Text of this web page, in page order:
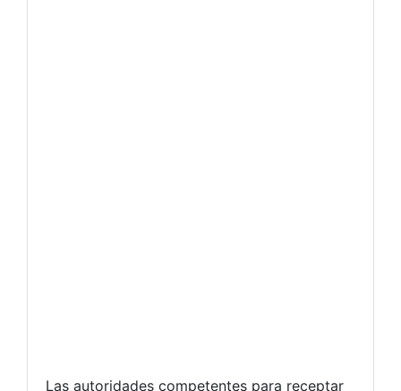
Las autoridades competentes para receptar